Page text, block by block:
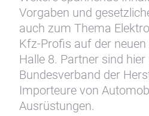
Vorgaben und
auch zum Thema
Kfz-Profis auf der
Halle 8. Partner sind hier
Bundesverband der
Importeure von
Ausrüstungen.